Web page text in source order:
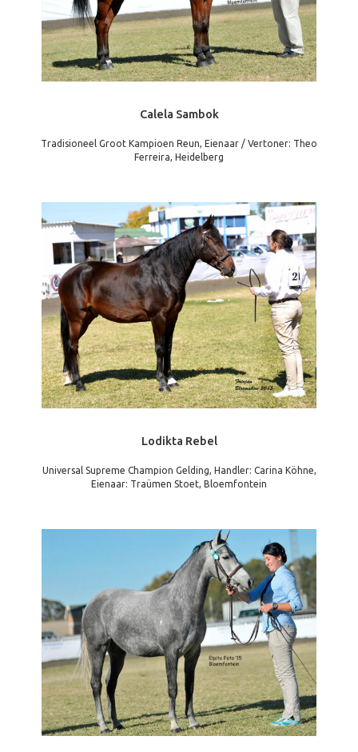
Calela Sambok
Tradisioneel Groot Kampioen Reun, Eienaar / Vertoner: Theo
Ferreira, Heidelberg
Lodikta Rebel
Universal Supreme Champion Gelding, Handler: Carina Köhne,
Eienaar: Traümen Stoet, Bloemfontein